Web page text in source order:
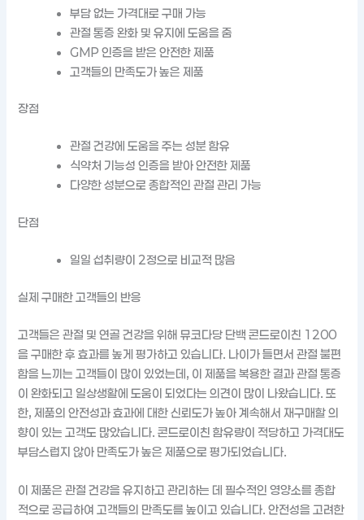
부담 없는 가격대로 구매 가능
관절 통증 완화 및 유지에 도움을 줌
GMP 인증을 받은 안전한 제품
고객들의 만족도가 높은 제품
장점
관절 건강에 도움을 주는 성분 함유
식약처 기능성 인증을 받아 안전한 제품
다양한 성분으로 종합적인 관절 관리 가능
단점
일일 섭취량이 2정으로 비교적 많음
실제 구매한 고객들의 반응
고객들은 관절 및 연골 건강을 위해 뮤코다당 단백 콘드로이친 1200
을 구매한 후 효과를 높게 평가하고 있습니다. 나이가 들면서 관절 불편
함을 느끼는 고객들이 많이 있었는데, 이 제품을 복용한 결과 관절 통증
이 완화되고 일상생활에 도움이 되었다는 의견이 많이 나왔습니다. 또
한, 제품의 안전성과 효과에 대한 신뢰도가 높아 계속해서 재구매할 의
향이 있는 고객도 많았습니다. 콘드로이친 함유량이 적당하고 가격대도
부담스럽지 않아 만족도가 높은 제품으로 평가되었습니다.
이 제품은 관절 건강을 유지하고 관리하는 데 필수적인 영양소를 종합
적으로 공급하여 고객들의 만족도를 높이고 있습니다. 안전성을 고려한